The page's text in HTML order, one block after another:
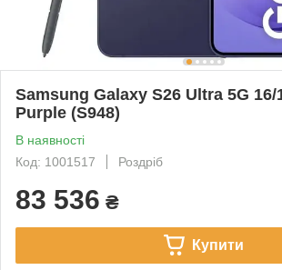
Samsung Galaxy S26 Ultra 5G 16/
Purple (S948)
В наявності
Код: 1001517
Роздріб
83 536 ₴
Купити